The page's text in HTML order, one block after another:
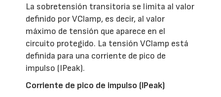
La sobretensión transitoria se limita al valor
definido por VClamp, es decir, al valor
máximo de tensión que aparece en el
circuito protegido. La tensión VClamp está
definida para una corriente de pico de
impulso (IPeak).
Corriente de pico de impulso (IPeak)